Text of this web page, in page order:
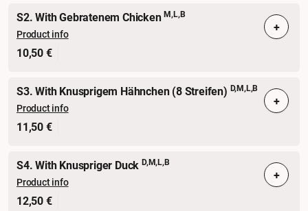
S2. With Gebratenem ChickenM,L,B
Product info
10,50 €
+
S3. With Knusprigem Hähnchen (8 Streifen) D,M,L,B
Product info
11,50 €
+
S4. With Knuspriger Duck D,M,L,B
Product info
12,50 €
+